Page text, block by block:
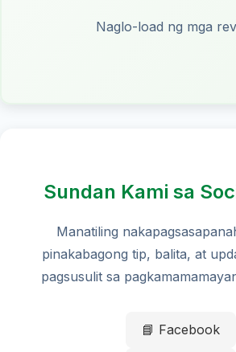
Naglo-load ng mga
Sundan Kami sa
Manatiling
pinakabagong tip, balita, at
pagsusulit sa
📘 Facebook